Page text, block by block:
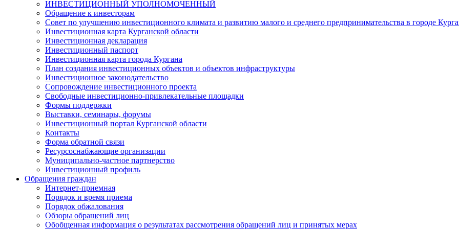
ИНВЕСТИЦИОННЫЙ УПОЛНОМОЧЕННЫЙ
Обращение к инвесторам
Совет по улучшению инвестиционного климата и развитию малого и среднего предпринимательства в городе
Инвестиционная карта Курганской области
Инвестиционная декларация
Инвестиционный паспорт
Инвестиционная карта города Кургана
План создания инвестиционных объектов и объектов инфраструктуры
Инвестиционное законодательство
Сопровождение инвестиционного проекта
Свободные инвестиционно-привлекательные площадки
Формы поддержки
Выставки, семинары, форумы
Инвестиционный портал Курганской области
Контакты
Форма обратной связи
Ресурсоснабжающие организации
Муниципально-частное партнерство
Инвестиционный профиль
Обращения граждан
Интернет-приемная
Порядок и время приема
Порядок обжалования
Обзоры обращений лиц
Обобщенная информация о результатах рассмотрения обращений лиц и принятых мерах